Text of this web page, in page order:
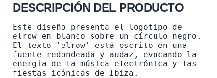
DESCRIPCIÓN DEL PRODUCTO
Este diseño presenta el logotipo de
elrow en blanco sobre un círculo negro.
El texto 'elrow' está escrito en una
fuente redondeada y audaz, evocando la
energía de la música electrónica y las
fiestas icónicas de Ibiza.